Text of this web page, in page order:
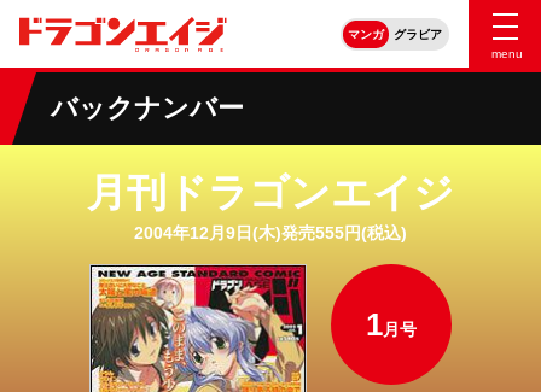
マンガ
グラビア
menu
バックナンバー
月刊ドラゴンエイジ
2004年12月9日(木)発売555円(税込)
1月号